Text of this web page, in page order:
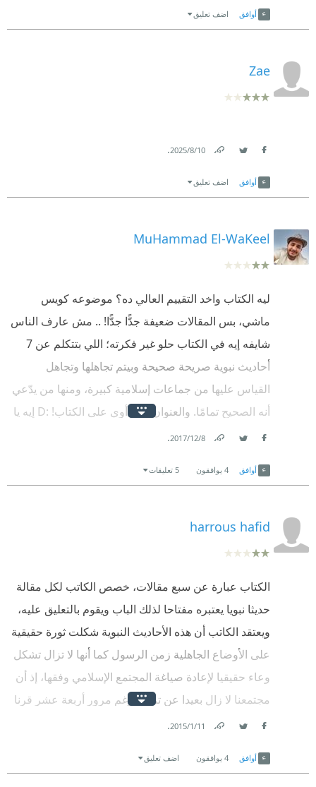
أوافق اضف تعليق
Zae
10‏/8‏/2025
.
أوافق اضف تعليق
MuHammad El-WaKeel
ليه الكتاب واخد التقييم العالي ده؟ موضوعه كويس
ماشي، بس المقالات ضعيفة جدًّا جدًّا! .. مش عارف الناس
شايفه إيه في الكتاب حلو غير فكرته؛ اللي بتتكلم عن 7
أحاديث نبوية صريحة صحيحة وبيتم تجاهلها وتجاهل
القياس عليها من جماعات إسلامية كبيرة، ومنها من يدّعي
أنه الصحيح تمامًا. والعنوان كبير أوي على الكتاب! :D إيه يا
عم مش للدرجة، هو بداية، مدخل، تمهيد بسيط بس مش
أنا عزائي الوحيد إنه يكون الكتاب ده اتكتب وهو لسه
فكرته حلوة، تعبان في معالجته للفكرة إن كان بيحاول
يعني.
8‏/12‏/2017
.
أوافق 4 يوافقون 5 تعليقات
harrous hafid
‎الكتاب عبارة عن سبع مقالات، خصص الكاتب لكل مقالة
حديثا نبويا يعتبره مفتاحا لذلك الباب ويقوم بالتعليق عليه،
ويعتقد الكاتب أن هذه الأحاديث النبوية شكلت ثورة حقيقية
على الأوضاع الجاهلية زمن الرسول كما أنها لا تزال تشكل
وعاء حقيقيا لإعادة صياغة المجتمع الإسلامي وفقها، إذ أن
مجتمعنا لا زال بعيدا عن تمثلها رغم مرور أربعة عشر قرنا
على الإرشادات النبوية الواردة فيها. و مما لا شك أن
المثير لا يعكس بأية حال ما يمكن للمرء أن يمني النفس
11‏/1‏/2015
.
أوافق 4 يوافقون اضف تعليق